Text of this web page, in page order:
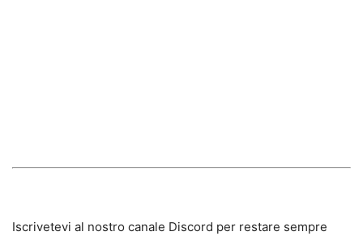
Iscrivetevi al nostro canale Discord per restare sempre